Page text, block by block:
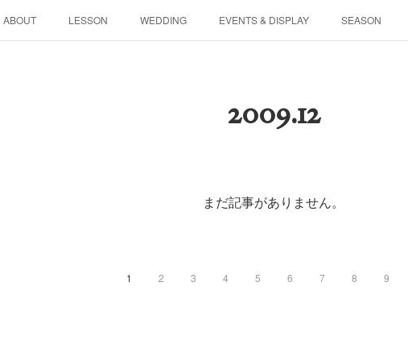
ABOUT LESSON WEDDING EVENTS & DISPLAY SEASON
2009.12
まだ記事がありません。
1 2 3 4 5 6 7 8 9